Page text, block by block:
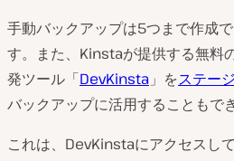
手動バックアップは5つまで作成
す。また、Kinstaが提供する無料
発ツール「DevKinsta 」をステー
バックアップに活用することもで
これは、DevKinstaにアクセスし